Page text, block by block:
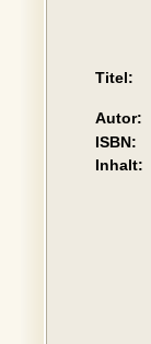
Titel:
Autor:
ISBN:
Inhalt: